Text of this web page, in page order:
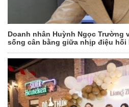
Doanh nhân Huỳnh Ngọc Trường
sống cân bằng giữa nhịp điệu hối